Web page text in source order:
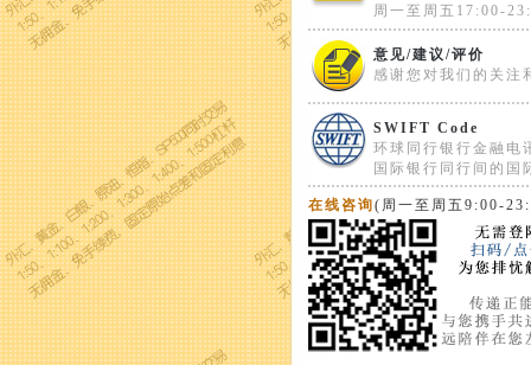
周一至周五17:00-
意见/建议/评价
感谢您对我们的关注
SWIFT Code
环球同行银行金融电
国际银行同行间的国
在线咨询(周一至周五9:00-